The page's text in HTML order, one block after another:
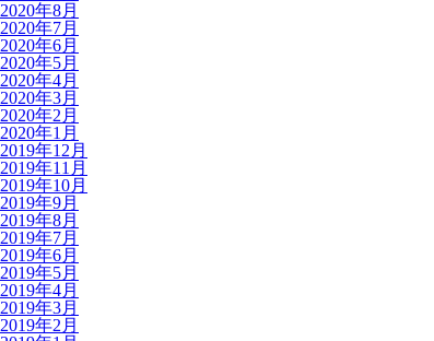
2020年8月
2020年7月
2020年6月
2020年5月
2020年4月
2020年3月
2020年2月
2020年1月
2019年12月
2019年11月
2019年10月
2019年9月
2019年8月
2019年7月
2019年6月
2019年5月
2019年4月
2019年3月
2019年2月